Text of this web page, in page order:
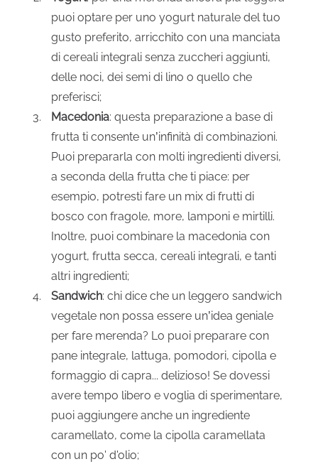
puoi optare per uno yogurt naturale del tuo
gusto preferito, arricchito con una manciata
di cereali integrali senza zuccheri aggiunti,
delle noci, dei semi di lino o quello che
preferisci;
Macedonia: questa preparazione a base di
frutta ti consente un’infinità di combinazioni.
Puoi prepararla con molti ingredienti diversi,
a seconda della frutta che ti piace: per
esempio, potresti fare un mix di frutti di
bosco con fragole, more, lamponi e mirtilli.
Inoltre, puoi combinare la macedonia con
yogurt, frutta secca, cereali integrali, e tanti
altri ingredienti;
Sandwich: chi dice che un leggero sandwich
vegetale non possa essere un’idea geniale
per fare merenda? Lo puoi preparare con
pane integrale, lattuga, pomodori, cipolla e
formaggio di capra... delizioso! Se dovessi
avere tempo libero e voglia di sperimentare,
puoi aggiungere anche un ingrediente
caramellato, come la cipolla caramellata
con un po' d'olio;